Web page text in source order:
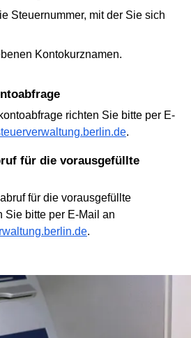
Steuernummer, mit der Sie sich
Kontokurznamen.
richten Sie bitte per E-
.
für die vorausgefüllte
Sie bitte per E-Mail an
.